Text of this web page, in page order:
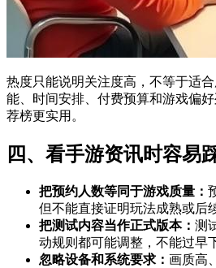
热度只能说明关注度高，不等于适
能、时间安排、付费预算和游戏偏
荐榜更实用。
四、看手游资讯时容易
把预约人数等同于游戏质量：
但不能直接证明玩法成熟或后
把测试内容当作正式版本： 测
动规则都可能调整，不能过早
忽略设备和系统要求： 画质高